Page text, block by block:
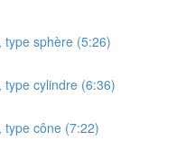
type sphère (5:26)
type cylindre (6:36)
type cône (7:22)